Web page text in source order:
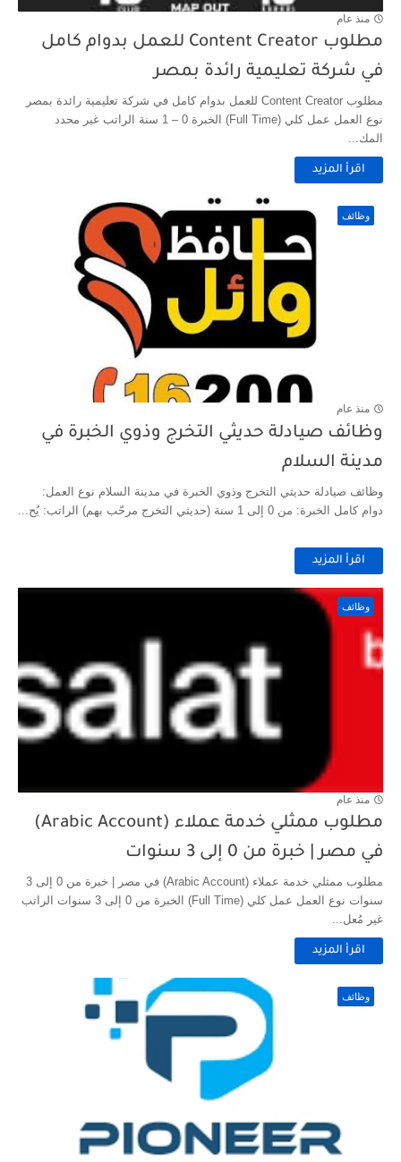
منذ عام
مطلوب Content Creator للعمل بدوام كامل
في شركة تعليمية رائدة بمصر
مطلوب Content Creator للعمل بدوام كامل في شركة تعليمية رائدة بمصر
نوع العمل عمل كلي (Full Time) الخبرة 0 – 1 سنة الراتب غير محدد
المك...
اقرأ المزيد
وظائف
منذ عام
وظائف صيادلة حديثي التخرج وذوي الخبرة في
مدينة السلام
وظائف صيادلة حديثي التخرج وذوي الخبرة في مدينة السلام نوع العمل:
دوام كامل الخبرة: من 0 إلى 1 سنة (حديثي التخرج مرحّب بهم) الراتب: يُح...
اقرأ المزيد
وظائف
منذ عام
مطلوب ممثلي خدمة عملاء (Arabic Account)
في مصر | خبرة من 0 إلى 3 سنوات
مطلوب ممثلي خدمة عملاء (Arabic Account) في مصر | خبرة من 0 إلى 3
سنوات نوع العمل عمل كلي (Full Time) الخبرة من 0 إلى 3 سنوات الراتب
غير مُعل...
اقرأ المزيد
وظائف